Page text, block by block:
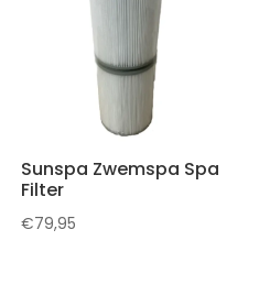
Sunspa Zwemspa Spa
Filter
€79,95